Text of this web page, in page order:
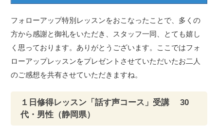
フォローアップ特別レッスンをおこなったことで、多くの
方から感謝と御礼をいただき、スタッフ一同、とても嬉し
く思っております。ありがとうございます。ここではフォ
ローアップレッスンをプレゼントさせていただいたお二人
のご感想を共有させていただきますね。
１日修得レッスン「話す声コース」受講 30
代・男性（静岡県）